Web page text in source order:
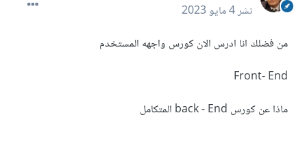
نشر4 مايو 2023
من فضلك انا ادرس الان كورس واجهه المستخدم
Front- End
ماذا عن كورس back - End المتكامل